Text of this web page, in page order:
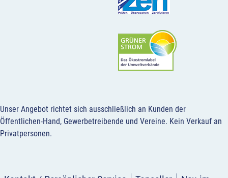
Unser Angebot richtet sich ausschließlich an Kunden der
Öffentlichen-Hand, Gewerbetreibende und Vereine. Kein Verkauf an
Privatpersonen.